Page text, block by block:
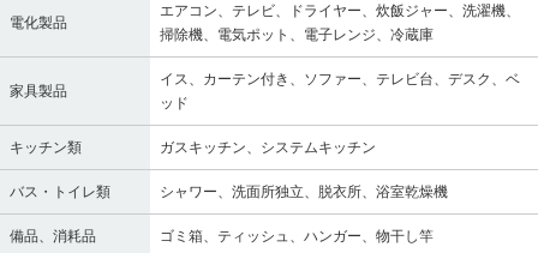
電化製品
エアコン、テレビ、ドライヤー、炊飯ジャー、洗濯機、
掃除機、電気ポット、電子レンジ、冷蔵庫
家具製品
イス、カーテン付き、ソファー、テレビ台、デスク、ベ
ッド
キッチン類 ガスキッチン、システムキッチン
バス・トイレ類 シャワー、洗面所独立、脱衣所、浴室乾燥機
備品、消耗品 ゴミ箱、ティッシュ、ハンガー、物干し竿